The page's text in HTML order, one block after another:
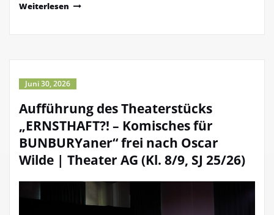
Weiterlesen
Juni 30, 2026
Aufführung des Theaterstücks
„ERNSTHAFT?! – Komisches für
BUNBURYaner“ frei nach Oscar
Wilde | Theater AG (Kl. 8/9, SJ 25/26)